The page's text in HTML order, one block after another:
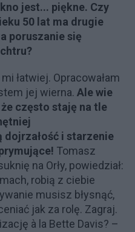
jest... piękne. Czy
50 lat ma drugie
poruszanie się
łatwiej. Opracowałam
jej wierna. Ale wie
często staję na tle
dojrzałość i starzenie
Tomasz
na Orły, powiedział:
robią z ciebie
musisz błysnąć,
jak za rolę. Zagraj.
à la Bette Davis? –